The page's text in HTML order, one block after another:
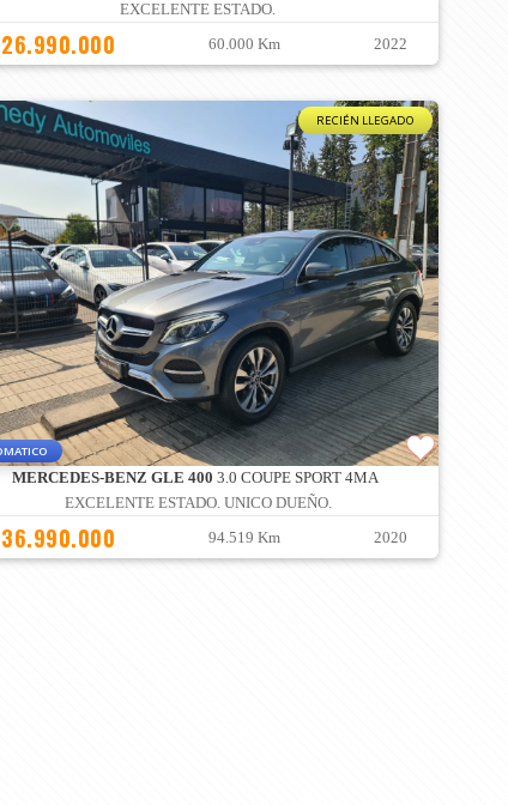
EXCELENTE ESTADO.
60.000 Km 2022
RECIÉN LLEGADO
MERCEDES-BENZ GLE 400 3.0 COUPE SPORT 4MA
EXCELENTE ESTADO. UNICO DUEÑO.
94.519 Km 2020